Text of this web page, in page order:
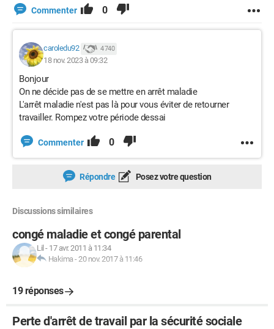
Commenter 0
caroledu92 4 740
18 nov. 2023 à 09:32
Bonjour
On ne décide pas de se mettre en arrêt maladie
L'arrêt maladie n'est pas là pour vous éviter de retourner
travailler. Rompez votre période dessai
Commenter 0
Répondre Posez votre question
Discussions similaires
congé maladie et congé parental
Lil - 17 avr. 2011 à 11:34
Hakima -20 nov. 2017 à 11:46
19 réponses
Perte d'arrêt de travail par la sécurité sociale